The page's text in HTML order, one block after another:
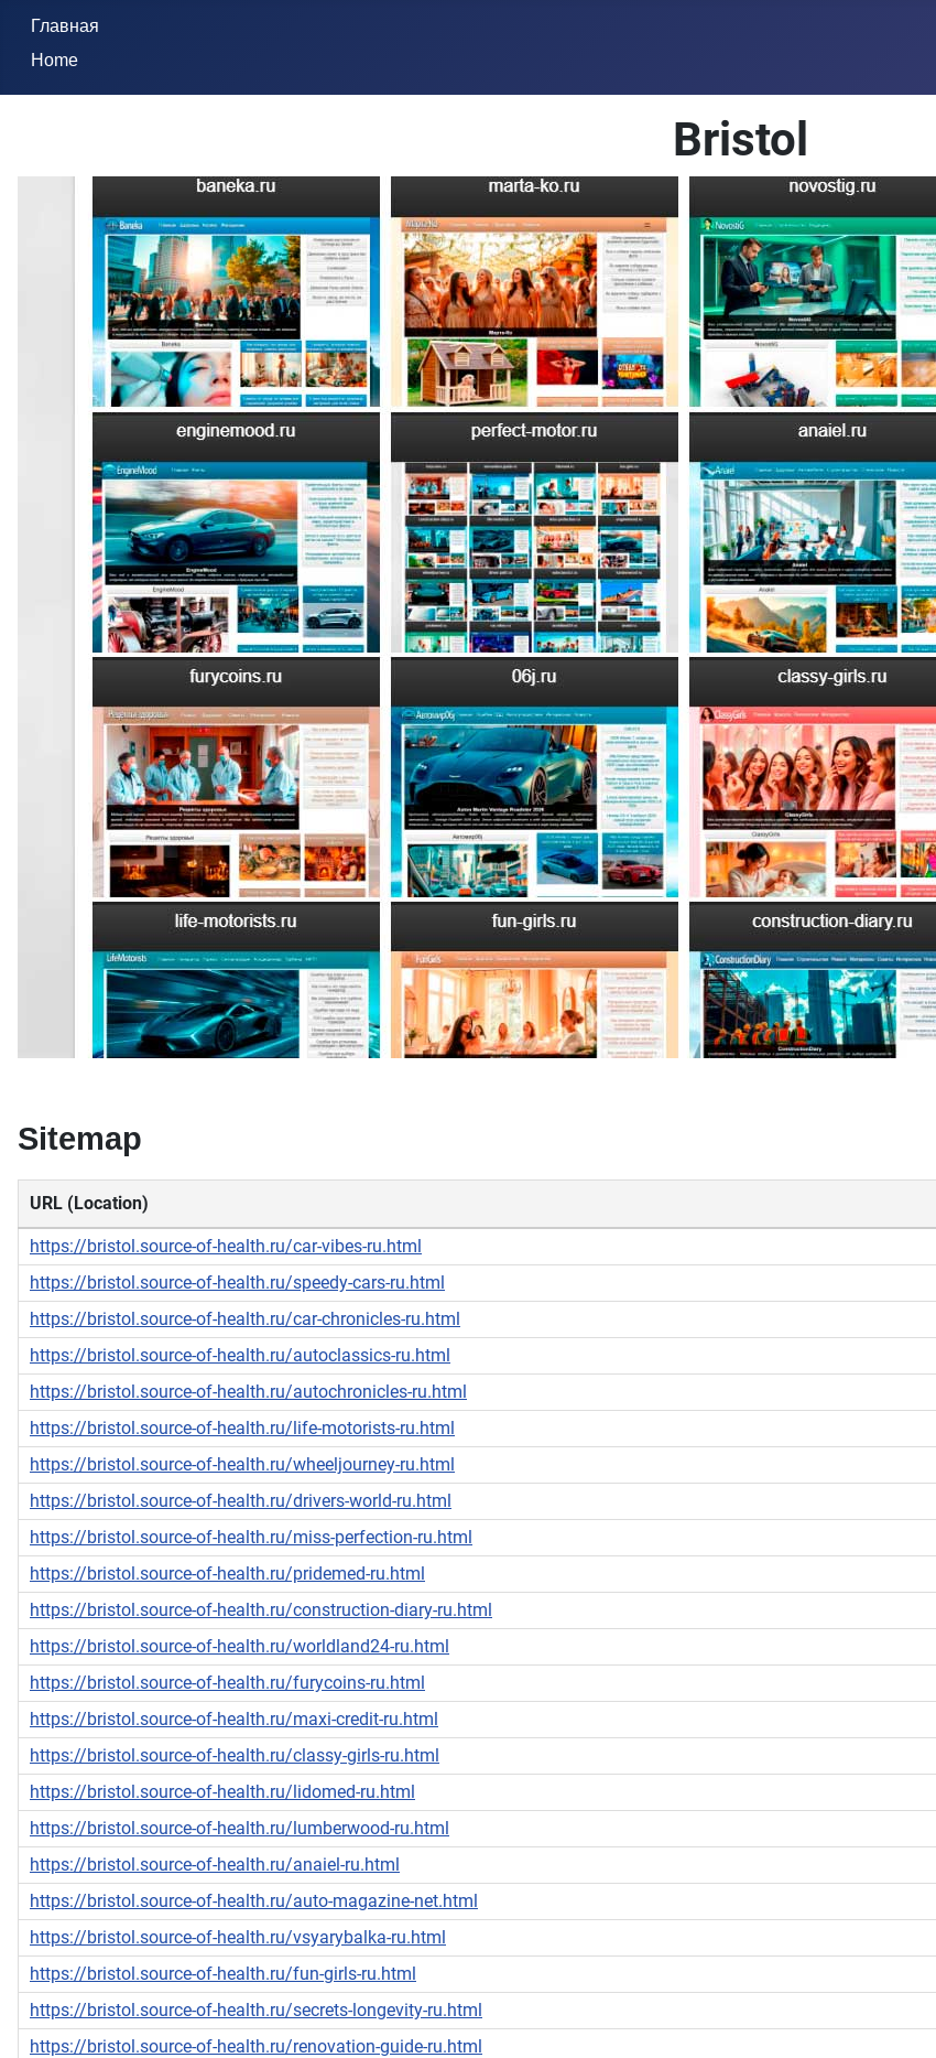
Главная
Home
Bristol
Sitemap
URL (Location)
https://bristol.source-of-health.ru/car-vibes-ru.html
https://bristol.source-of-health.ru/speedy-cars-ru.html
https://bristol.source-of-health.ru/car-chronicles-ru.html
https://bristol.source-of-health.ru/autoclassics-ru.html
https://bristol.source-of-health.ru/autochronicles-ru.html
https://bristol.source-of-health.ru/life-motorists-ru.html
https://bristol.source-of-health.ru/wheeljourney-ru.html
https://bristol.source-of-health.ru/drivers-world-ru.html
https://bristol.source-of-health.ru/miss-perfection-ru.html
https://bristol.source-of-health.ru/pridemed-ru.html
https://bristol.source-of-health.ru/construction-diary-ru.html
https://bristol.source-of-health.ru/worldland24-ru.html
https://bristol.source-of-health.ru/furycoins-ru.html
https://bristol.source-of-health.ru/maxi-credit-ru.html
https://bristol.source-of-health.ru/classy-girls-ru.html
https://bristol.source-of-health.ru/lidomed-ru.html
https://bristol.source-of-health.ru/lumberwood-ru.html
https://bristol.source-of-health.ru/anaiel-ru.html
https://bristol.source-of-health.ru/auto-magazine-net.html
https://bristol.source-of-health.ru/vsyarybalka-ru.html
https://bristol.source-of-health.ru/fun-girls-ru.html
https://bristol.source-of-health.ru/secrets-longevity-ru.html
https://bristol.source-of-health.ru/renovation-guide-ru.html